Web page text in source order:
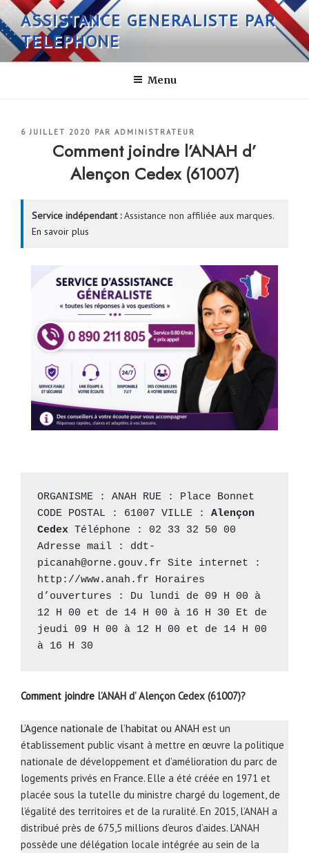
Aller
au
contenu
principal
ASSISTANCE GENERALISTE PAR
TELEPHONE
Menu
PUBLIÉ
6 JUILLET 2020 PAR ADMINISTRATEUR
Comment joindre l’ANAH d’
Alençon Cedex (61007)
Service indépendant :Assistance non affiliée aux marques.
En savoir plus
ORGANISME : ANAH RUE : Place Bonnet
CODE POSTAL : 61007 VILLE : Alençon
Cedex Téléphone : 02 33 32 50 00
Adresse mail : ddt-
picanah@orne.gouv.fr
http://www.anah.fr Horaires
d’ouvertures : Du lundi de 09 H 00 à
12 H 00 et de 14 H 00 à 16 H 30 Et de
jeudi 09 H 00 à 12 H 00 et de 14 H 00
à 16 H 30
Comment joindre l’ANAH d’ Alençon Cedex (61007)?
L’Agence nationale de l’habitat ou ANAH est un
établissement public visant à mettre en œuvre la politique
nationale de développement et d’amélioration du parc de
logements privés en France. Elle a été créée en 1971 et
placée sous la tutelle du ministre chargé du logement, de
l’égalité des territoires et de la ruralité. En 2015, l’ANAH a
distribué près de 675,5 millions d’euros d’aides. L’ANAH
possède une délégation locale intégrée au sein de la